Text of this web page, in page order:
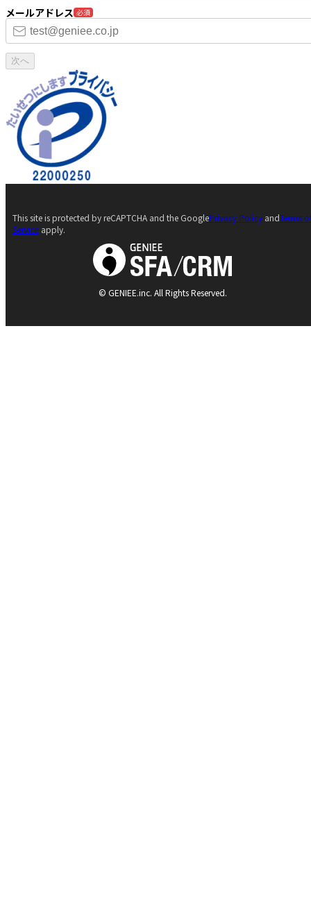
メールアドレス 必須
次へ
© GENIEE.inc. All Rights Reserved.
This site is protected by reCAPTCHA and the GooglePrivacy Policy andTerms
Service apply.